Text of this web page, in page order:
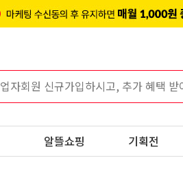
알뜰쇼핑 기획전